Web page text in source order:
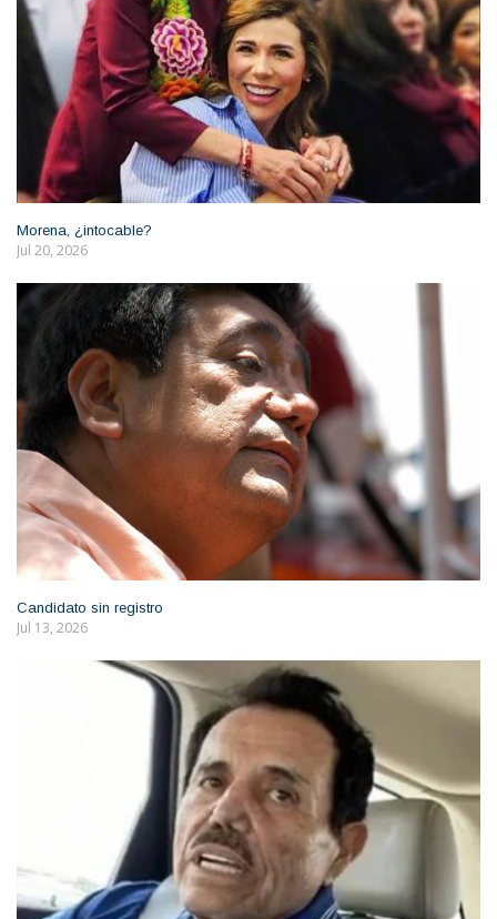
Morena, ¿intocable?
Jul 20, 2026
Candidato sin registro
Jul 13, 2026